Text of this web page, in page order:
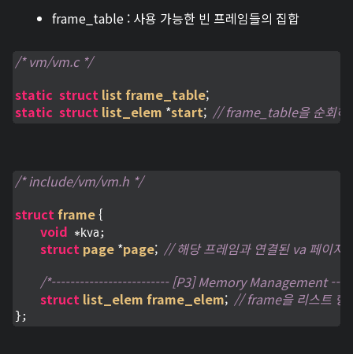
frame_table : 사용 가능한 빈 프레임들의 집합
/* vm/vm.c */
static struct listframe_table;
static struct list_elem *start; // frame_table을 순회하
/* include/vm/vm.h */
structframe {
void *kva;
struct page *page; // 해당 프레임과 연결된 va 페이지
/*------------------------- [P3] Memory Management
struct list_elem frame_elem; // frame을 리스트 형
};